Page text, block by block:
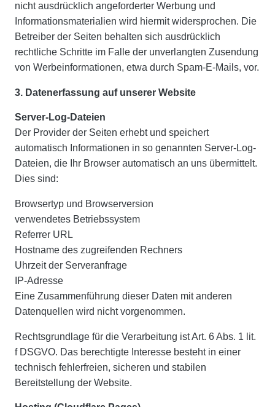
nicht ausdrücklich angeforderter Werbung und
Informationsmaterialien wird hiermit widersprochen. Die
Betreiber der Seiten behalten sich ausdrücklich
rechtliche Schritte im Falle der unverlangten Zusendung
von Werbeinformationen, etwa durch Spam-E-Mails, vor.
3. Datenerfassung auf unserer Website
Server-Log-Dateien
Der Provider der Seiten erhebt und speichert
automatisch Informationen in so genannten Server-Log-
Dateien, die Ihr Browser automatisch an uns übermittelt.
Dies sind:
Browsertyp und Browserversion
verwendetes Betriebssystem
Referrer URL
Hostname des zugreifenden Rechners
Uhrzeit der Serveranfrage
IP-Adresse
Eine Zusammenführung dieser Daten mit anderen
Datenquellen wird nicht vorgenommen.
Rechtsgrundlage für die Verarbeitung ist Art. 6 Abs. 1 lit.
f DSGVO. Das berechtigte Interesse besteht in einer
technisch fehlerfreien, sicheren und stabilen
Bereitstellung der Website.